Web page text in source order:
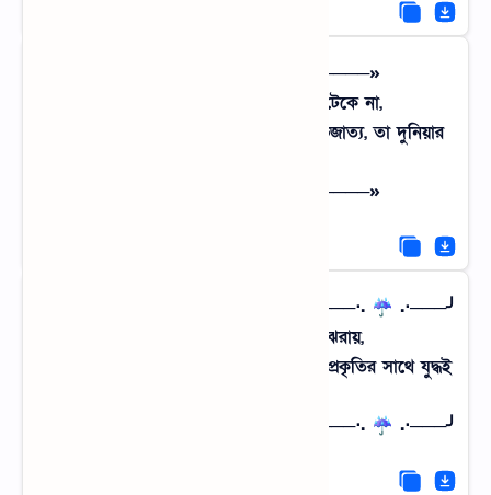
«────── « ⋅ʚ☔ɞ⋅ » ──────»
প্রকৃতির কাছে কোনো পারফিউম টেকে না,
বৃষ্টির পর ভেজা মাটির সোঁধা গন্ধে যে আভিজাত্য, তা দুনিয়ার
«────── « ⋅ʚ☔ɞ⋅ » ──────»
╭───⋅. ☔ .⋅───╮ গ্রাম ভার্সেস শহর ╰───⋅. ☔ .⋅───╯
শহরের মানুষ জিমে গিয়ে ঘাম ঝরায়,
আর গ্রামের মানুষ রোদে পুড়ে জীবন গড়ায়; প্রকৃতির সাথে যুদ্ধই
╭───⋅. ☔ .⋅───╮ গ্রাম ভার্সেস শহর ╰───⋅. ☔ .⋅───╯